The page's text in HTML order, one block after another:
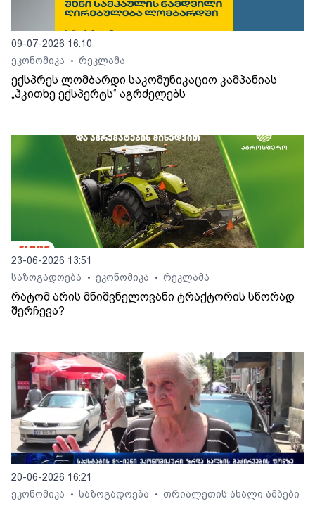
09-07-2026 16:10
ეკონომიკა
• რეკლამა
ექსპრეს ლომბარდი საკომუნიკაციო კამპანიას
„ჰკითხე ექსპერტს“ აგრძელებს
23-06-2026 13:51
საზოგადოება
• ეკონომიკა • რეკლამა
რატომ არის მნიშვნელოვანი ტრაქტორის სწორად
შერჩევა?
20-06-2026 16:21
ეკონომიკა
• საზოგადოება • თრიალეთის ახალი ამბები